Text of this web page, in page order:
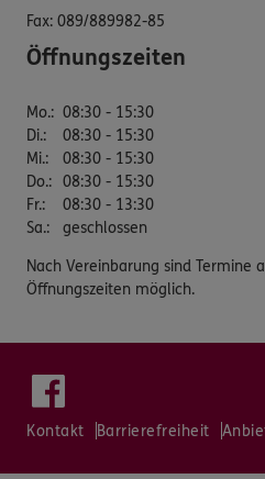
Fax: 089/889982-85
Öffnungszeiten
Mo.: 08:30 - 15:30
Di.:
08:30 - 15:30
Mi.:
08:30 - 15:30
Do.: 08:30 - 15:30
Fr.:
08:30 - 13:30
Sa.: geschlossen
Nach Vereinbarung sind Termine
Öffnungszeiten möglich.
Kontakt Barrierefreiheit